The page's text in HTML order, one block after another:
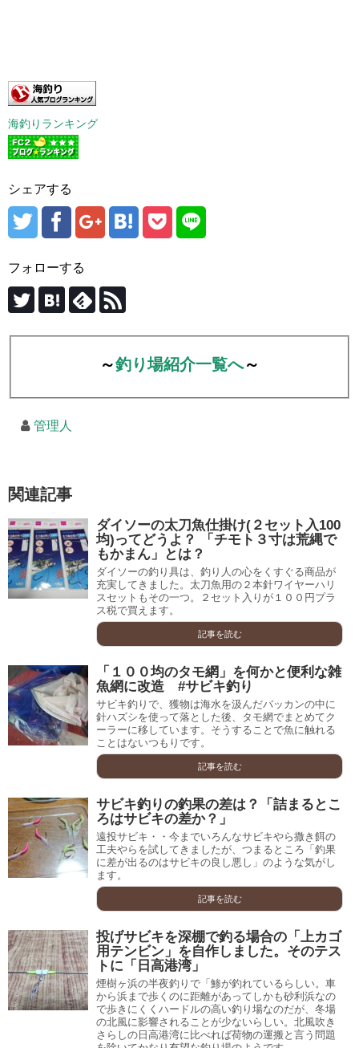
海釣りランキング
シェアする
フォローする
～釣り場紹介一覧へ～
管理人
関連記事
ダイソーの太刀魚仕掛け(２セット入100
均)ってどうよ？ 「チモト３寸は荒縄で
もかまん」とは？
ダイソーの釣り具は、釣り人の心をくすぐる商品が
充実してきました。太刀魚用の２本針ワイヤーハリ
スセットもその一つ。２セット入りが１００円プラ
ス税で買えます。
記事を読む
「１００均のタモ網」を何かと便利な雑
魚網に改造 #サビキ釣り
サビキ釣りで、獲物は海水を汲んだバッカンの中に
針ハズシを使って落とした後、タモ網でまとめてク
ーラーに移しています。そうすることで魚に触れる
ことはないつもりです。
記事を読む
サビキ釣りの釣果の差は？「詰まるとこ
ろはサビキの差か？」
遠投サビキ・・今までいろんなサビキやら撒き餌の
工夫やらを試してきましたが、つまるところ「釣果
に差が出るのはサビキの良し悪し」のような気がし
ます。
記事を読む
投げサビキを深棚で釣る場合の「上カゴ
用テンビン」を自作しました。そのテス
トに「日高港湾」
煙樹ヶ浜の半夜釣りで「鯵が釣れているらしい。車
から浜まで歩くのに距離があってしかも砂利浜なの
で歩きにくくハードルの高い釣り場なのだが、冬場
の北風に影響されることが少ないらしい。北風吹き
さらしの日高港湾に比べれば荷物の運搬と言う問題